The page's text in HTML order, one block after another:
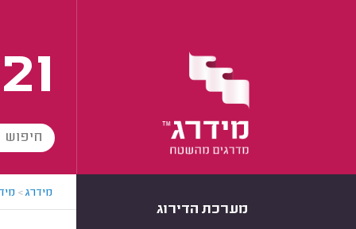
מערכת הדירוג
מידרג>